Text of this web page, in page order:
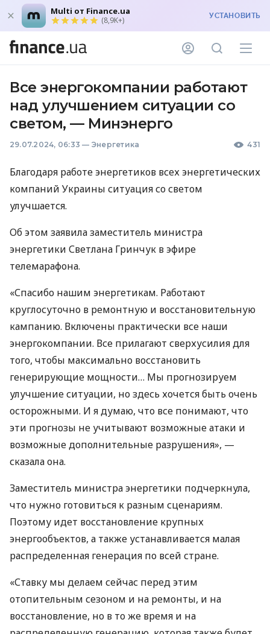
Multi от Finance.ua
(8,9K+) УСТАНОВИТЬ
Все энергокомпании работают
над улучшением ситуации со
светом, — Минэнерго
29.07.2024, 06:33 — Энергетика 431
Благодаря работе энергетиков всех энергетических
компаний Украины ситуация со светом
улучшается.
Об этом заявила заместитель министра
энергетики Светлана Гринчук в эфире
телемарафона.
«Спасибо нашим энергетикам. Работают
круглосуточно в ремонтную и восстановительную
кампанию. Включены практически все наши
энергокомпании. Все прилагают сверхусилия для
того, чтобы максимально восстановить
генерирующие мощности… Мы прогнозируем
улучшение ситуации, но здесь хочется быть очень
осторожными. И я думаю, что все понимают, что
эти прогнозы не учитывают возможные атаки и
возможные дополнительные разрушения», —
сказала она.
Заместитель министра энергетики подчеркнула,
что нужно готовиться к разным сценариям.
Поэтому идет восстановление крупных
энергообъектов, а также устанавливается малая
распределенная генерация по всей стране.
«Ставку мы делаем сейчас перед этим
отопительным сезоном и на ремонты, и на
восстановление, но в то же время и на